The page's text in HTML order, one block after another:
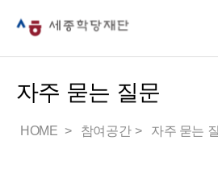
자주 묻는 질문
HOME 참여공간 자주 묻는